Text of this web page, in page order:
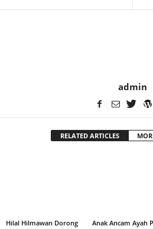
admin
RELATED ARTICLES
Hilal Hilmawan Dorong
Anak Ancam Ayah